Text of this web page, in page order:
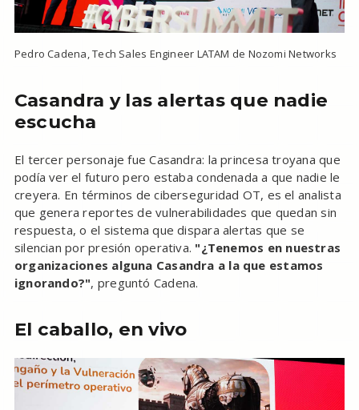
Pedro Cadena, Tech Sales Engineer LATAM de Nozomi Networks
Casandra y las alertas que nadie
escucha
El tercer personaje fue Casandra: la princesa troyana que
podía ver el futuro pero estaba condenada a que nadie le
creyera. En términos de ciberseguridad OT, es el analista
que genera reportes de vulnerabilidades que quedan sin
respuesta, o el sistema que dispara alertas que se
silencian por presión operativa. "¿Tenemos en nuestras
organizaciones alguna Casandra a la que estamos
ignorando?", preguntó Cadena.
El caballo, en vivo